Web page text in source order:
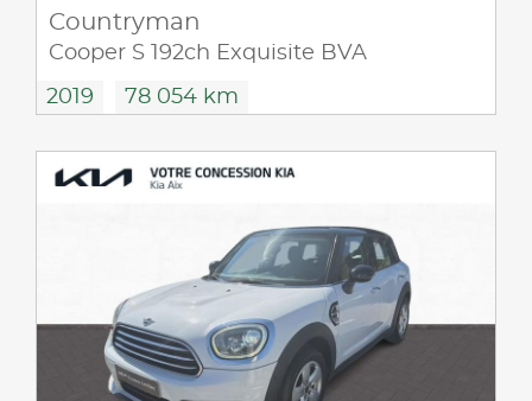
Countryman
Cooper S 192ch Exquisite BVA
2019 78 054 km